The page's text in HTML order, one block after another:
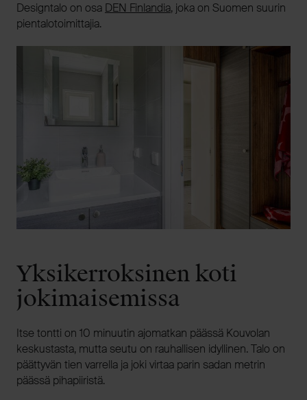
Designtalo on osa DEN Finlandia, joka on Suomen suurin
pientalotoimittajia.
Yksikerroksinen koti
jokimaisemissa
Itse tontti on 10 minuutin ajomatkan päässä Kouvolan
keskustasta, mutta seutu on rauhallisen idyllinen. Talo on
päättyvän tien varrella ja joki virtaa parin sadan metrin
päässä pihapiiristä.